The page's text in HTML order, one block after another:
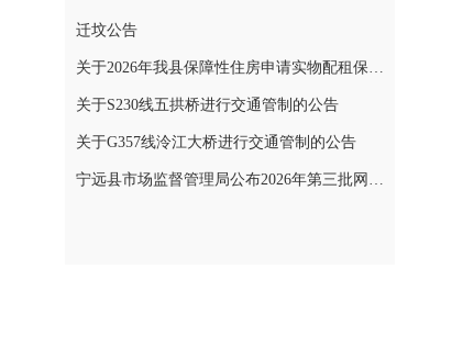
迁坟公告
关于2026年我县保障性住房申请实物配租保障家庭的公示(第十一批)
关于S230线五拱桥进行交通管制的公告
关于G357线泠江大桥进行交通管制的公告
宁远县市场监督管理局公布2026年第三批网络餐饮食品安全整治典型案例